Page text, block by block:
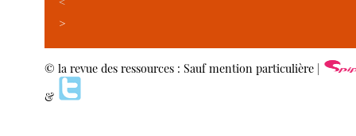
>
© la revue des ressources : Sauf mention particulière |
&